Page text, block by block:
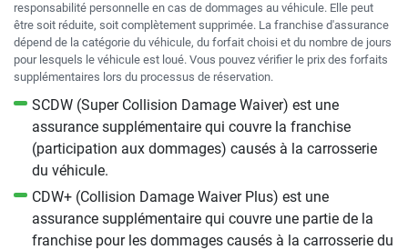
responsabilité personnelle en cas de dommages au véhicule. Elle peut
être soit réduite, soit complètement supprimée. La franchise d'assurance
dépend de la catégorie du véhicule, du forfait choisi et du nombre de jours
pour lesquels le véhicule est loué. Vous pouvez vérifier le prix des forfaits
supplémentaires lors du processus de réservation.
SCDW (Super Collision Damage Waiver) est une
assurance supplémentaire qui couvre la franchise
(participation aux dommages) causés à la carrosserie
du véhicule.
CDW+ (Collision Damage Waiver Plus) est une
assurance supplémentaire qui couvre une partie de la
franchise pour les dommages causés à la carrosserie du